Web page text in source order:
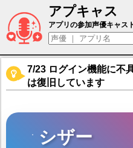
アプキャス
シザー（声優：
アプリの参加声優キャス
7/23 ログイン機能に不
は復旧しています
シザー